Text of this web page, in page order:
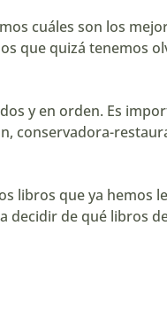
cuáles son los
que quizá tenemos
y en orden. Es
conservadora-
libros que ya hemos
decidir de qué libros